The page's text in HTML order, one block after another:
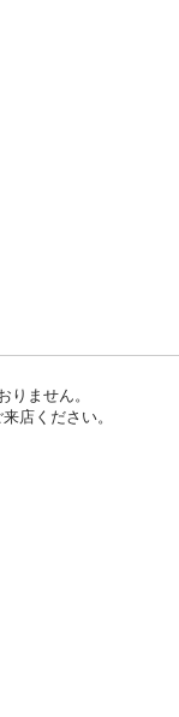
りません。
店ください。